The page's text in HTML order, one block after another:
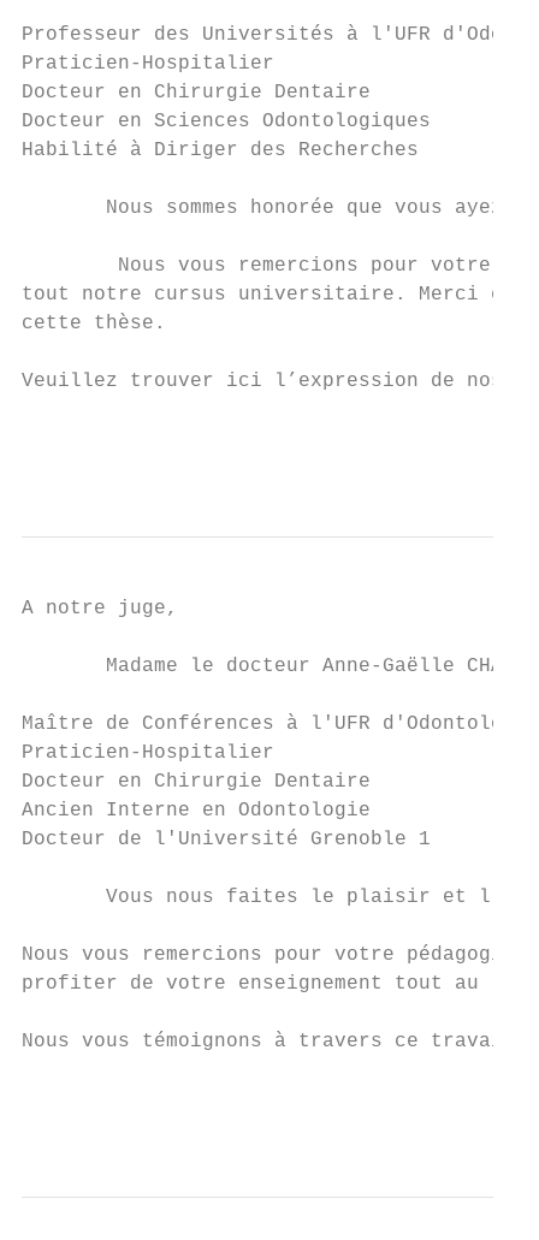
Professeur des Universités à l'UFR
Praticien-Hospitalier
Docteur en Chirurgie Dentaire
Docteur en Sciences Odontologiques
Habilité à Diriger des Recherches
Nous sommes honorée que vous ayez
Nous vous remercions pour votre
tout notre cursus universitaire. Merci
cette thèse.
Veuillez trouver ici l’expression de nos
A notre juge,
Madame le docteur Anne-Gaëlle
Maître de Conférences à l'UFR
Praticien-Hospitalier
Docteur en Chirurgie Dentaire
Ancien Interne en Odontologie
Docteur de l'Université Grenoble 1
Vous nous faites le plaisir et
Nous vous remercions pour votre
profiter de votre enseignement tout au
Nous vous témoignons à travers ce travail